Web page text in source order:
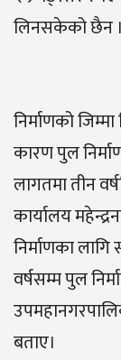
लिनसकेको छैन ।
निर्माणको
कारण पुल
लागतमा तीन
कार्यालय
निर्माणका
वर्षसम्म पुल
बताए।